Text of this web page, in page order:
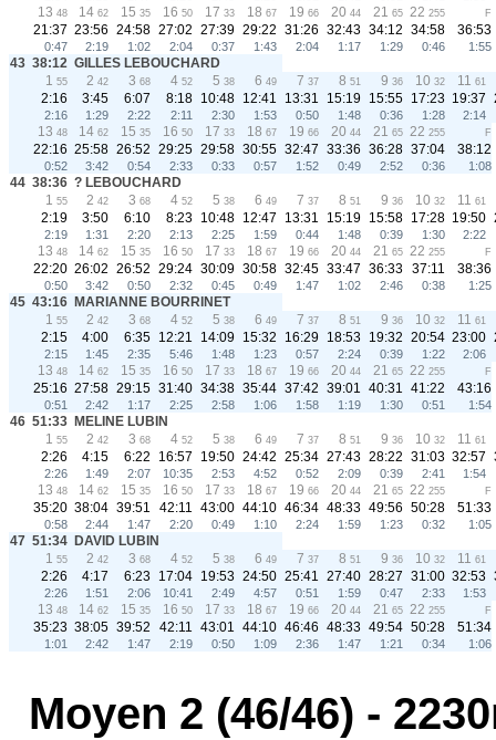
13 48 14 62 15 35 16 50 17 33 18 67 19 66 20 44 21 65 22 255 F
21:37 23:56 24:58 27:02 27:39 29:22 31:26 32:43 34:12 34:58 36:53
0:47 2:19 1:02 2:04 0:37 1:43 2:04 1:17 1:29 0:46 1:55
43 38:12 GILLES LEBOUCHARD
1 55 2 42 3 68 4 52 5 38 6 49 7 37 8 51 9 36 10 32 11 61
2:16 3:45 6:07 8:18 10:48 12:41 13:31 15:19 15:55 17:23 19:37
2:16 1:29 2:22 2:11 2:30 1:53 0:50 1:48 0:36 1:28 2:14
13 48 14 62 15 35 16 50 17 33 18 67 19 66 20 44 21 65 22 255 F
22:16 25:58 26:52 29:25 29:58 30:55 32:47 33:36 36:28 37:04 38:12
0:52 3:42 0:54 2:33 0:33 0:57 1:52 0:49 2:52 0:36 1:08
44 38:36 ? LEBOUCHARD
1 55 2 42 3 68 4 52 5 38 6 49 7 37 8 51 9 36 10 32 11 61
2:19 3:50 6:10 8:23 10:48 12:47 13:31 15:19 15:58 17:28 19:50
2:19 1:31 2:20 2:13 2:25 1:59 0:44 1:48 0:39 1:30 2:22
13 48 14 62 15 35 16 50 17 33 18 67 19 66 20 44 21 65 22 255 F
22:20 26:02 26:52 29:24 30:09 30:58 32:45 33:47 36:33 37:11 38:36
0:50 3:42 0:50 2:32 0:45 0:49 1:47 1:02 2:46 0:38 1:25
45 43:16 MARIANNE BOURRINET
1 55 2 42 3 68 4 52 5 38 6 49 7 37 8 51 9 36 10 32 11 61
2:15 4:00 6:35 12:21 14:09 15:32 16:29 18:53 19:32 20:54 23:00
2:15 1:45 2:35 5:46 1:48 1:23 0:57 2:24 0:39 1:22 2:06
13 48 14 62 15 35 16 50 17 33 18 67 19 66 20 44 21 65 22 255 F
25:16 27:58 29:15 31:40 34:38 35:44 37:42 39:01 40:31 41:22 43:16
0:51 2:42 1:17 2:25 2:58 1:06 1:58 1:19 1:30 0:51 1:54
46 51:33 MELINE LUBIN
1 55 2 42 3 68 4 52 5 38 6 49 7 37 8 51 9 36 10 32 11 61
2:26 4:15 6:22 16:57 19:50 24:42 25:34 27:43 28:22 31:03 32:57
2:26 1:49 2:07 10:35 2:53 4:52 0:52 2:09 0:39 2:41 1:54
13 48 14 62 15 35 16 50 17 33 18 67 19 66 20 44 21 65 22 255 F
35:20 38:04 39:51 42:11 43:00 44:10 46:34 48:33 49:56 50:28 51:33
0:58 2:44 1:47 2:20 0:49 1:10 2:24 1:59 1:23 0:32 1:05
47 51:34 DAVID LUBIN
1 55 2 42 3 68 4 52 5 38 6 49 7 37 8 51 9 36 10 32 11 61
2:26 4:17 6:23 17:04 19:53 24:50 25:41 27:40 28:27 31:00 32:53
2:26 1:51 2:06 10:41 2:49 4:57 0:51 1:59 0:47 2:33 1:53
13 48 14 62 15 35 16 50 17 33 18 67 19 66 20 44 21 65 22 255 F
35:23 38:05 39:52 42:11 43:01 44:10 46:46 48:33 49:54 50:28 51:34
1:01 2:42 1:47 2:19 0:50 1:09 2:36 1:47 1:21 0:34 1:06
Moyen 2 (46/46) -